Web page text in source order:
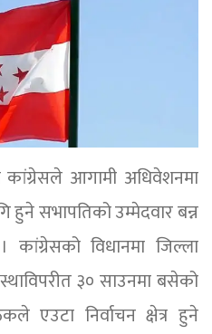
कांग्रेसले आगामी अधिवेशनमा
हुने सभापतिको उम्मेदवार बन्न
विधानमा जिल्ला
३० साउनमा बसेको
एउटा निर्वाचन क्षेत्र हुने